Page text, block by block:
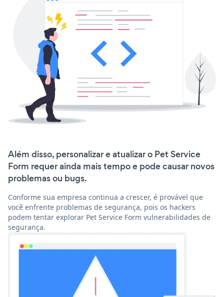
Além disso, personalizar e atualizar o Pet Service
Form requer ainda mais tempo e pode causar novos
problemas ou bugs.
Conforme sua empresa continua a crescer, é provável que
você enfrente problemas de segurança, pois os hackers
podem tentar explorar Pet Service Form vulnerabilidades de
segurança.